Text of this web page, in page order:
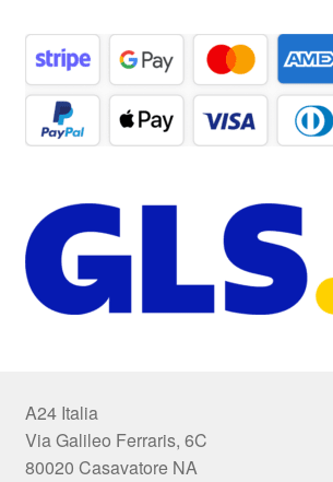
A24 Italia
Via Galileo Ferraris, 6C
80020 Casavatore NA